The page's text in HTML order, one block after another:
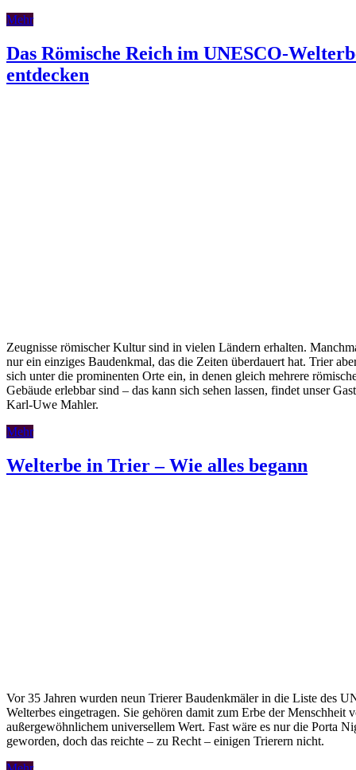
Mehr
Das Römische Reich im UNESCO-
entdecken
Zeugnisse römischer Kultur sind in vielen Ländern erhalten.
nur ein einziges Baudenkmal, das die Zeiten überdauert hat. Trier
sich unter die prominenten Orte ein, in denen gleich mehrere
Gebäude erlebbar sind – das kann sich sehen lassen, findet unser
Karl-Uwe Mahler.
Mehr
Welterbe in Trier – Wie alles begann
Vor 35 Jahren wurden neun Trierer Baudenkmäler in die Liste des
Welterbes eingetragen. Sie gehören damit zum Erbe der Menschheit
außergewöhnlichem universellem Wert. Fast wäre es nur die Porta
geworden, doch das reichte – zu Recht – einigen Trierern nicht.